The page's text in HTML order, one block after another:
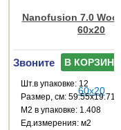
Nanofusion 7.0
60x20
Звоните В КОРЗИНУ
Шт.в упаковке: 12
Размер, см: 59.55x19.71
М2 в упаковке: 1.408
Ед.измерения: м2